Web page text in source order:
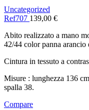
Uncategorized
Ref707 139,00 €
Abito realizzato a mano
42/44 color panna arancio
Cintura in tessuto a
Misure : lunghezza 136
spalla 38.
Compare